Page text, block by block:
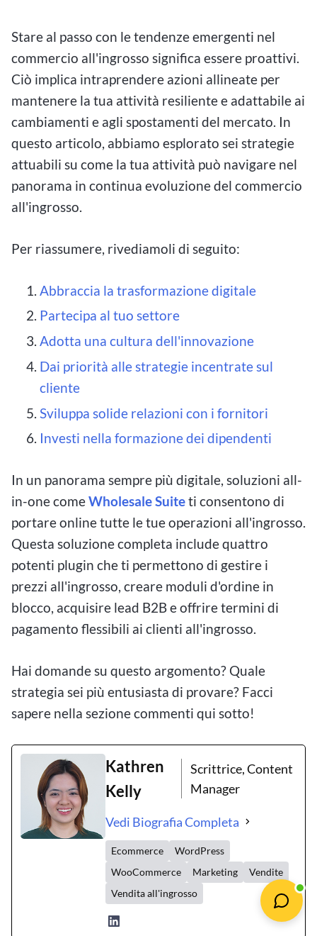
Stare al passo con le tendenze emergenti nel
commercio all'ingrosso significa essere proattivi.
Ciò implica intraprendere azioni allineate per
mantenere la tua attività resiliente e adattabile ai
cambiamenti e agli spostamenti del mercato. In
questo articolo, abbiamo esplorato sei strategie
attuabili su come la tua attività può navigare nel
panorama in continua evoluzione del commercio
all'ingrosso.
Per riassumere, rivediamoli di seguito:
Abbraccia la trasformazione digitale
Partecipa al tuo settore
Adotta una cultura dell'innovazione
Dai priorità alle strategie incentrate sul
cliente
Sviluppa solide relazioni con i fornitori
Investi nella formazione dei dipendenti
In un panorama sempre più digitale, soluzioni all-
in-one comeWholesale Suiteti consentono di
portare online tutte le tue operazioni all'ingrosso.
Questa soluzione completa include quattro
potenti plugin che ti permettono di gestire i
prezzi all'ingrosso, creare moduli d'ordine in
blocco, acquisire lead B2B e offrire termini di
pagamento flessibili ai clienti all'ingrosso.
Hai domande su questo argomento? Quale
strategia sei più entusiasta di provare? Facci
sapere nella sezione commenti qui sotto!
Kathren
Kelly
Scrittrice, Content
Manager
Vedi Biografia Completa
Ecommerce
WordPress
WooCommerce
Marketing
Vendite
Vendita all'ingrosso